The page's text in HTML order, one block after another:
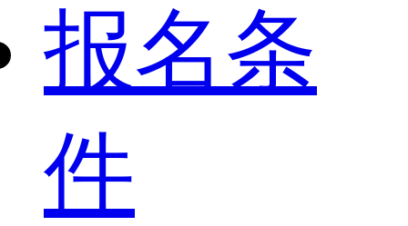
报名条
件